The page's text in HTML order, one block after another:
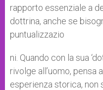
rapporto essenziale a
dottrina, anche se
puntualizzazio
ni. Quando con la sua
rivolge all’uomo, pensa
esperienza storica, non